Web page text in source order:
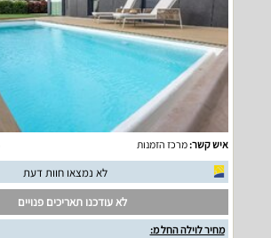
איש קשר:מרכז הזמנות
לא נמצאו חוות דעת
לא עודכנו תאריכים פנויים
מחיר לוילה החל מ: